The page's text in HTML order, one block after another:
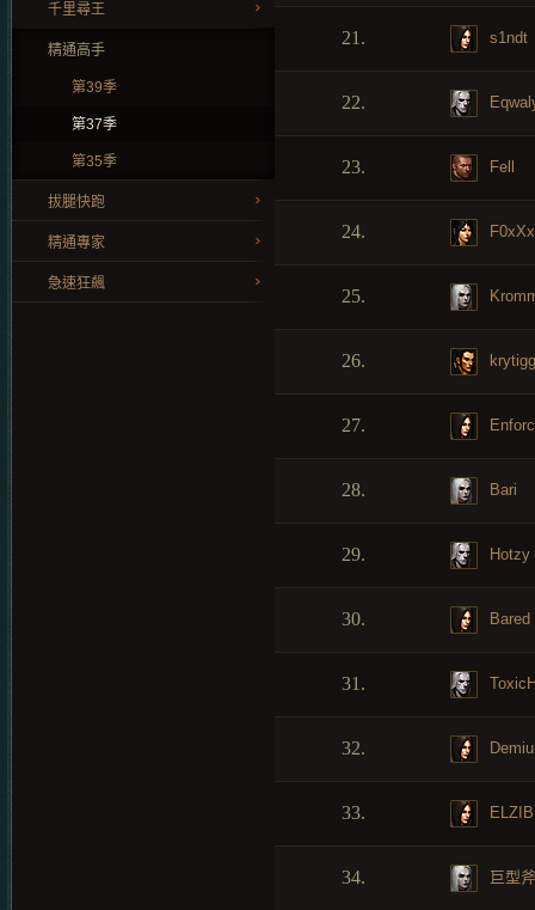
千里尋王
精通高手
第39季
第37季
第35季
拔腿快跑
精通專家
急速狂飆
21. s1ndt
22.
23. Fell
24. F0xXx
25.
26. krytigg
27.
28. Bari
29. Hotzy
30. Bared
31.
32.
33.
34. 巨型